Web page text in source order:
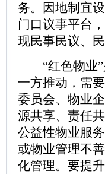
务。因地制宜
门口议事平台
现民事民议、
“红色物业”
一方推动，需
委员会、物业
源共享、责任
公益性物业服
或物业管理不
化管理。要提